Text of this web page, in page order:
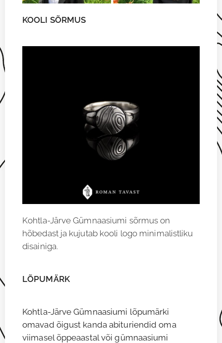
KOOLI SÕRMUS
Kohtla-Järve Gümnaasiumi sõrmus on
hõbedast ja kujutab kooli logo minimalistliku
disainiga.
LÕPUMÄRK
Kohtla-Järve Gümnaasiumi lõpumärki
omavad õigust kanda abituriendid oma
viimasel õppeaastal või gümnaasiumi